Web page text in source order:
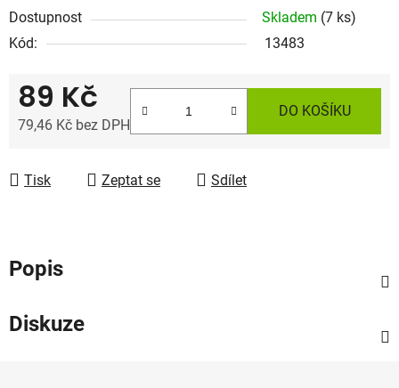
Dostupnost Skladem (7 ks)
Kód:
13483
89 Kč
79,46 Kč bez DPH
DO KOŠÍKU
Tisk Zeptat se Sdílet
Popis
Diskuze